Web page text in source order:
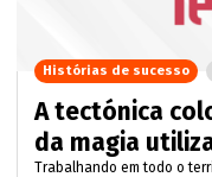
A tectónica
da magia
Trabalhando em todo o
Histórias de sucesso